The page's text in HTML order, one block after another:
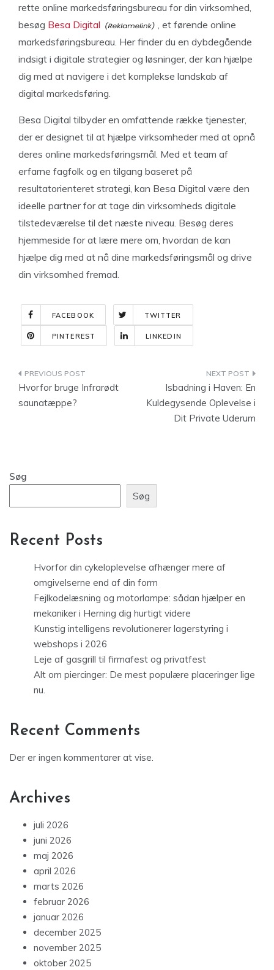
rette online markedsføringsbureau for din virksomhed,
besøg Besa Digital
, et førende online
markedsføringsbureau. Her finder du en dybdegående
indsigt i digitale strategier og løsninger, der kan hjælpe
dig med at navigere i det komplekse landskab af
digital markedsføring.
Besa Digital tilbyder en omfattende række tjenester,
der er designet til at hjælpe virksomheder med at opnå
deres online markedsføringsmål. Med et team af
erfarne fagfolk og en tilgang baseret på
resultatorienteret strategi, kan Besa Digital være den
ideelle partner for at tage din virksomheds digitale
tilstedeværelse til det næste niveau. Besøg deres
hjemmeside for at lære mere om, hvordan de kan
hjælpe dig med at nå dine markedsføringsmål og drive
din virksomhed fremad.
FACEBOOK TWITTER
PINTEREST LINKEDIN
Indlægsnavigation
Hvorfor bruge Infrarødt
saunatæppe?
Isbadning i Haven: En
Kuldegysende Oplevelse i
Dit Private Uderum
Søg
Søg
Recent Posts
Hvorfor din cykeloplevelse afhænger mere af
omgivelserne end af din form
Fejlkodelæsning og motorlampe: sådan hjælper en
mekaniker i Herning dig hurtigt videre
Kunstig intelligens revolutionerer lagerstyring i
webshops i 2026
Leje af gasgrill til firmafest og privatfest
Alt om piercinger: De mest populære placeringer lige
nu.
Recent Comments
Der er ingen kommentarer at vise.
Archives
juli 2026
juni 2026
maj 2026
april 2026
marts 2026
februar 2026
januar 2026
december 2025
november 2025
oktober 2025